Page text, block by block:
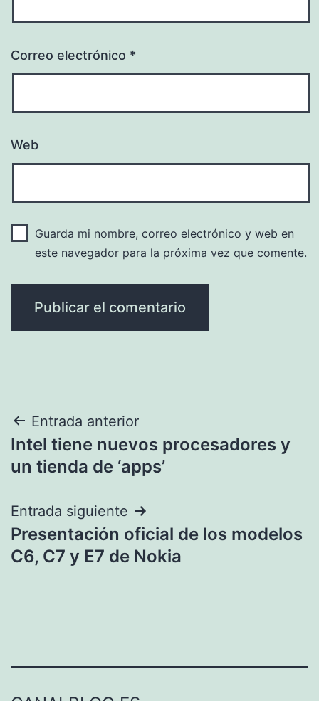
Correo electrónico *
Web
Guarda mi nombre, correo electrónico y web en
este navegador para la próxima vez que comente.
Navegación
de
Entrada anterior
Intel tiene nuevos procesadores y
un tienda de ‘apps’
Entrada siguiente
Presentación oficial de los modelos
C6, C7 y E7 de Nokia